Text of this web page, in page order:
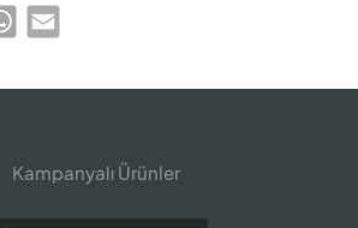
WhatsAppEmail
Kampanyalı Ürünler